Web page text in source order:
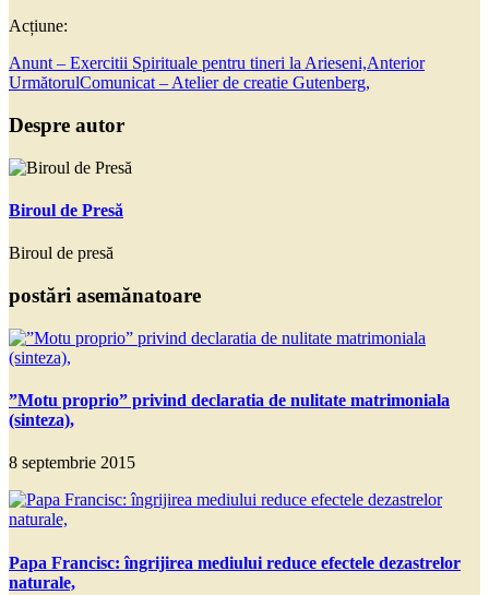
Acțiune:
Anunt – Exercitii Spirituale pentru tineri la Arieseni,Anterior
UrmătorulComunicat – Atelier de creatie Gutenberg,
Despre autor
Biroul de Presă
Biroul de presă
postări asemănatoare
”Motu proprio” privind declaratia de nulitate matrimoniala
(sinteza),
8 septembrie 2015
Papa Francisc: îngrijirea mediului reduce efectele dezastrelor
naturale,